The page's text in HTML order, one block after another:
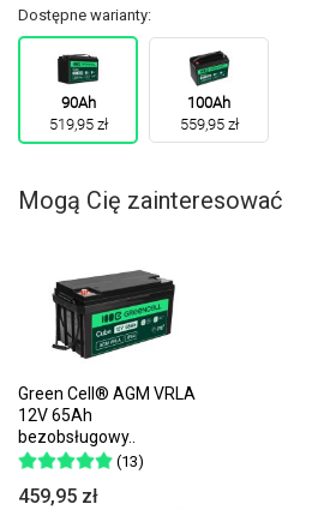
Dostępne warianty:
90Ah
519,95 zł
100Ah
559,95 zł
Mogą Cię zainteresować
Green Cell® AGM VRLA
12V 65Ah
bezobsługowy..
(13)
459,95 zł